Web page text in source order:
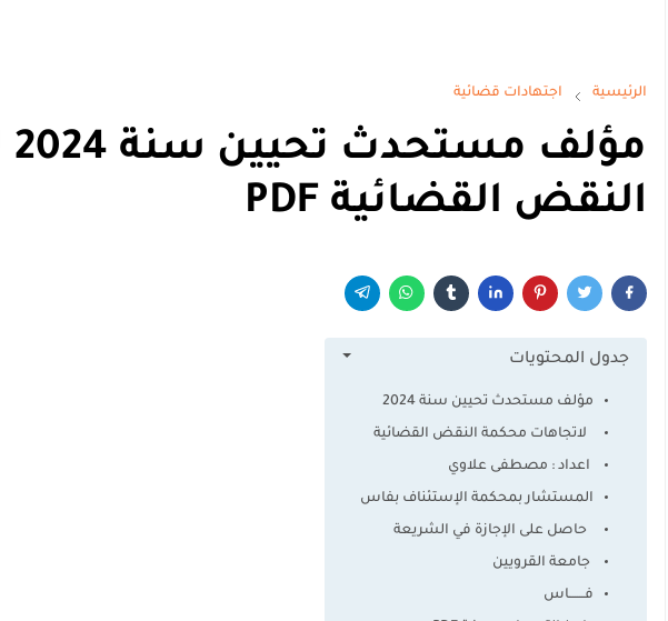
الرئيسية اجتهادات قضائية
النقض القضائية PDF
جدول المحتويات
مؤلف مستحدث تحيين سنة 2024
لاتجاهات محكمة النقض القضائية
اعداد : مصطفى علاوي
المستشار بمحكمة الإستئناف بفاس
حاصل على الإجازة في الشريعة
جامعة القرويين
فـــــــاس